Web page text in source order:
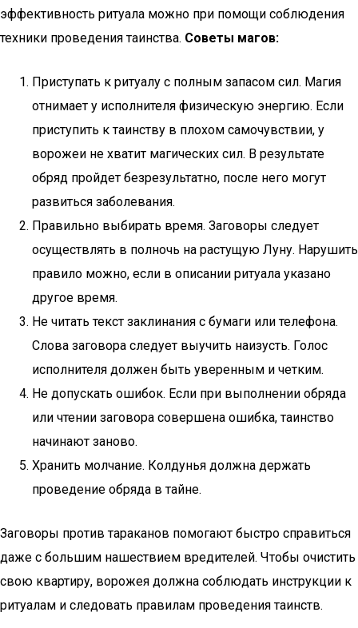
эффективность ритуала можно при помощи соблюдения
техники проведения таинства. Советы магов:
Приступать к ритуалу с полным запасом сил. Магия
отнимает у исполнителя физическую энергию. Если
приступить к таинству в плохом самочувствии, у
ворожеи не хватит магических сил. В результате
обряд пройдет безрезультатно, после него могут
развиться заболевания.
Правильно выбирать время. Заговоры следует
осуществлять в полночь на растущую Луну. Нарушить
правило можно, если в описании ритуала указано
другое время.
Не читать текст заклинания с бумаги или телефона.
Слова заговора следует выучить наизусть. Голос
исполнителя должен быть уверенным и четким.
Не допускать ошибок. Если при выполнении обряда
или чтении заговора совершена ошибка, таинство
начинают заново.
Хранить молчание. Колдунья должна держать
проведение обряда в тайне.
Заговоры против тараканов помогают быстро справиться
даже с большим нашествием вредителей. Чтобы очистить
свою квартиру, ворожея должна соблюдать инструкции к
ритуалам и следовать правилам проведения таинств.